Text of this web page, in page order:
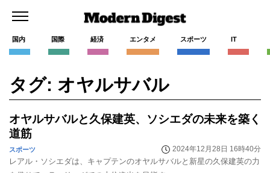
国内 国際 経済 エンタメ スポーツ IT
タグ: オヤルサバル
オヤルサバルと久保建英、ソシエダの未来を築く
道筋
スポーツ 2024年12月28日 16時40分
レアル・ソシエダは、キャプテンのオヤルサバルと新星の久保建英の力